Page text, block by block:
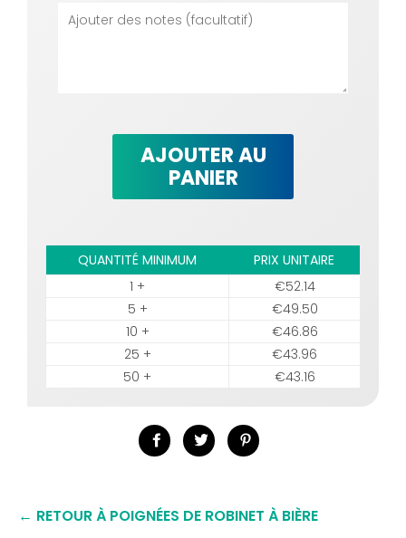
AJOUTER AU
PANIER
QUANTITÉ MINIMUM
PRIX UNITAIRE
1 +
€52.14
5 +
€49.50
10 +
€46.86
25 +
€43.96
50 +
€43.16
PartagerTweeterÉpingler
← RETOUR À POIGNÉES DE ROBINET À BIÈRE